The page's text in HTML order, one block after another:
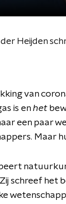
Heijden
van
is enhet
een paar
Maar
schreef het